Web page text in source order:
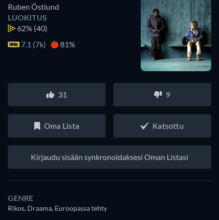
Ruben Östlund
LUOKITUS
62% (40)
7.1 (7k)
81%
31 9
Oma Lista Katsottu
Kirjaudu sisään synkronoidaksesi Oman Listasi
GENRE
Rikos, Draama, Euroopassa tehty